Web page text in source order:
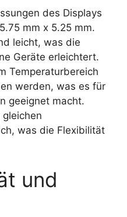
des Displays
mm x 5.25 mm.
leicht, was die
Geräte erleichtert.
Temperaturbereich
werden, was es für
geeignet macht.
was die Flexibilität
und